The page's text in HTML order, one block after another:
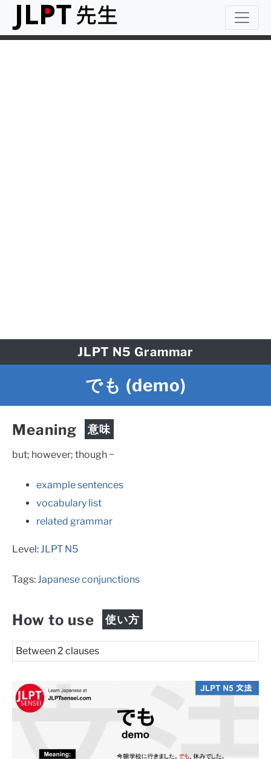
JLPT N5 Grammar
でも (demo)
Meaning 意味
but; however; though ~
example sentences
vocabulary list
related grammar
Level:JLPT N5
Tags:Japanese conjunctions
How to use 使い方
Between 2 clauses